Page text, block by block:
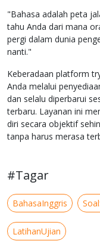
"Bahasa adalah peta
tahu Anda dari mana
pergi dalam dunia
nanti."
Keberadaan platform
Anda melalui
dan selalu diperbarui
terbaru. Layanan ini
diri secara objektif
tanpa harus merasa
#Tagar
BahasaInggris
LatihanUjian